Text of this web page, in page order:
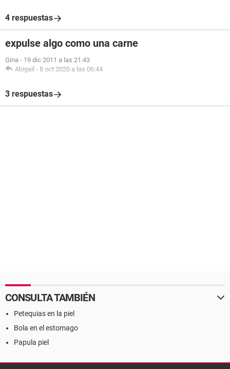
4 respuestas
expulse algo como una carne
Gina - 19 dic 2011 a las 21:43
Abigail - 8 oct 2020 a las 06:44
3 respuestas
CONSULTA TAMBIÉN
Petequias en la piel
Bola en el estomago
Papula piel